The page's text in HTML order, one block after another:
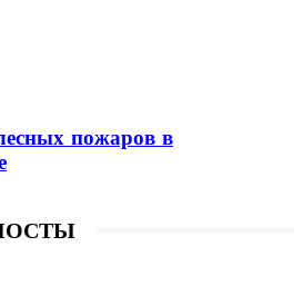
пожаров в